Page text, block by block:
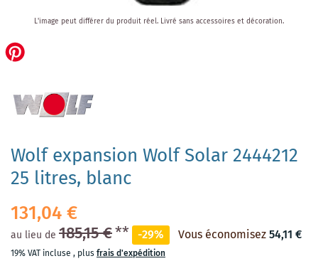
Wolf expansion Wolf Solar 2444212
25 litres, blanc
131,04 €
au lieu de 185,15 €** -29% Vous économisez54,11 €
19% VAT incluse , plusfrais d'expédition
the
beginning
images
gallery
L'image peut différer du produit réel. Livré sans accessoires et décoration.